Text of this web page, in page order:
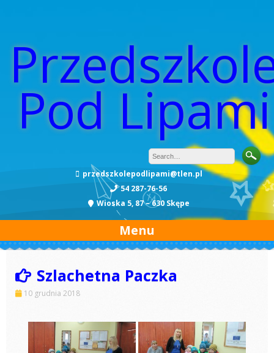
Pod Lipami
przedszkolepodlipami@tlen.pl
54 287-76-56
Wioska 5, 87 – 630 Skępe
Menu
Szlachetna Paczka
10 grudnia 2018